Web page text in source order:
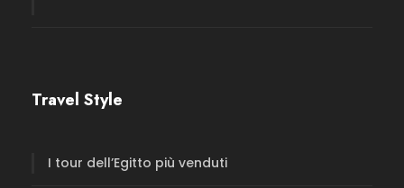
Travel Style
I tour dell’Egitto più venduti